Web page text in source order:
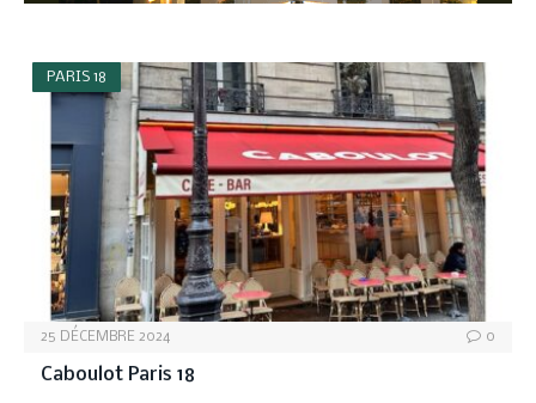
PARIS 18
25 DÉCEMBRE 2024 0
Caboulot Paris 18